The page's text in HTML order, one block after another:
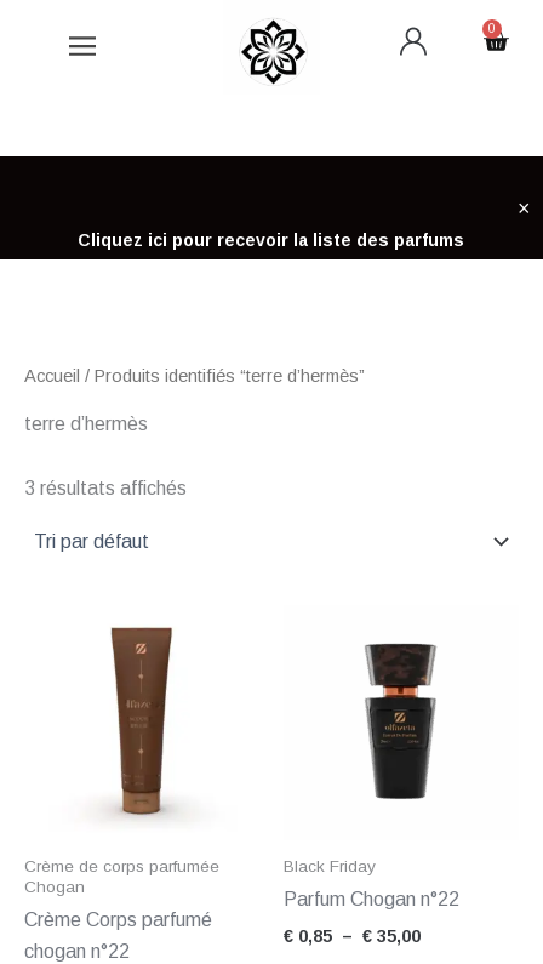
0
Cart
Cliquez ici pour recevoir la liste des parfums
×
Accueil / Produits identifiés “terre d’hermès”
terre d’hermès
3 résultats affichés
Crème de corps parfumée
Chogan
Crème Corps parfumé
chogan n°22
Black Friday
Parfum Chogan n°22
€ 0,85 – € 35,00
prix :
€ 0,85
à
€ 35,00